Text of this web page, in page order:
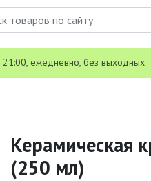
ежедневно, без выходных
Керамическая
(250 мл)